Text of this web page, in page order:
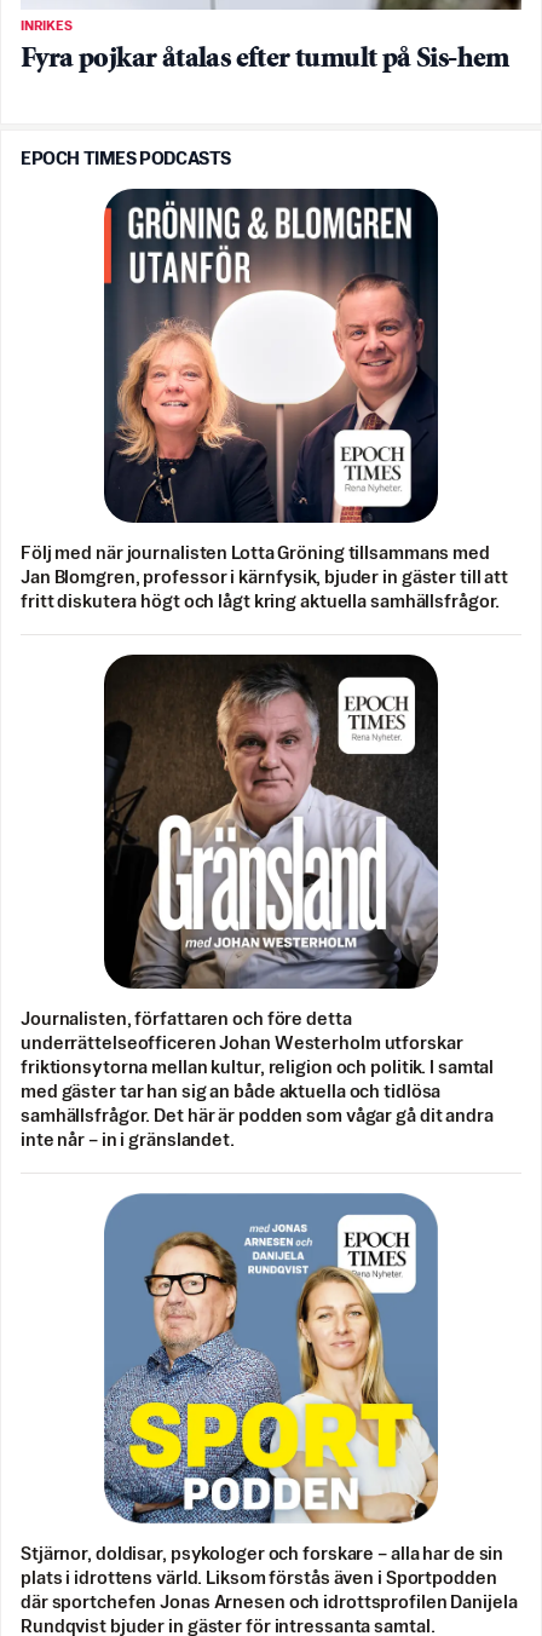
INRIKES
Fyra pojkar åtalas efter tumult på Sis-hem
EPOCH TIMES PODCASTS
Följ med när journalisten Lotta Gröning tillsammans med
Jan Blomgren, professor i kärnfysik, bjuder in gäster till att
fritt diskutera högt och lågt kring aktuella samhällsfrågor.
Journalisten, författaren och före detta
underrättelseofficeren Johan Westerholm utforskar
friktionsytorna mellan kultur, religion och politik. I samtal
med gäster tar han sig an både aktuella och tidlösa
samhällsfrågor. Det här är podden som vågar gå dit andra
inte når – in i gränslandet.
Stjärnor, doldisar, psykologer och forskare – alla har de sin
plats i idrottens värld. Liksom förstås även i Sportpodden
där sportchefen Jonas Arnesen och idrottsprofilen Danijela
Rundqvist bjuder in gäster för intressanta samtal.